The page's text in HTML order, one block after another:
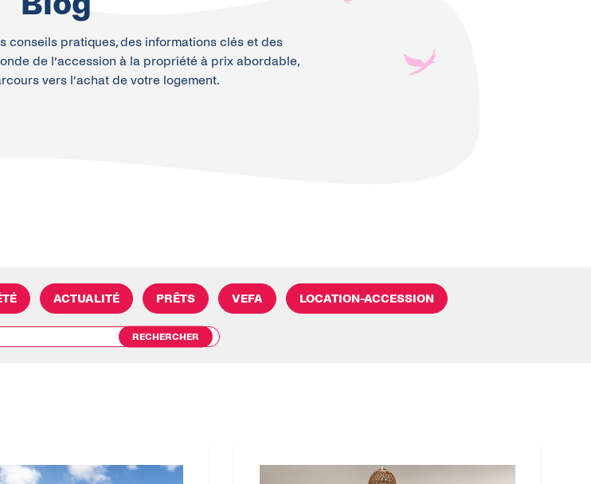
conseils pratiques, des informations clés et des
de l’accession à la propriété à prix abordable,
vers l’achat de votre logement.
ACTUALITÉ PRÊTS VEFA LOCATION-ACCESSION